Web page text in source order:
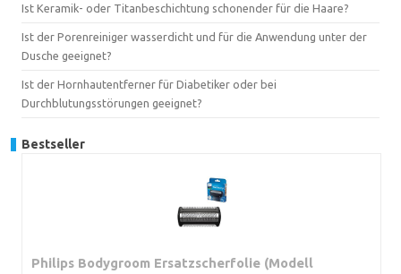
Ist Keramik- oder Titanbeschichtung schonender für die Haare?
Ist der Porenreiniger wasserdicht und für die Anwendung unter der
Dusche geeignet?
Ist der Hornhautentferner für Diabetiker oder bei
Durchblutungsstörungen geeignet?
Bestseller
Philips Bodygroom Ersatzscherfolie (Modell